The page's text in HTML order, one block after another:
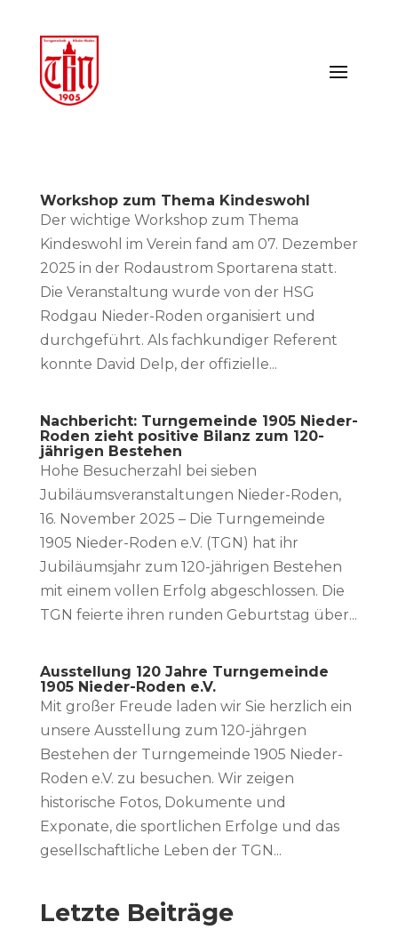
Workshop zum Thema Kindeswohl
Der wichtige Workshop zum Thema
Kindeswohl im Verein fand am 07. Dezember
2025 in der Rodaustrom Sportarena statt.
Die Veranstaltung wurde von der HSG
Rodgau Nieder-Roden organisiert und
durchgeführt. Als fachkundiger Referent
konnte David Delp, der offizielle...
Nachbericht: Turngemeinde 1905 Nieder-
Roden zieht positive Bilanz zum 120-
jährigen Bestehen
Hohe Besucherzahl bei sieben
Jubiläumsveranstaltungen Nieder-Roden,
16. November 2025 – Die Turngemeinde
1905 Nieder-Roden e.V. (TGN) hat ihr
Jubiläumsjahr zum 120-jährigen Bestehen
mit einem vollen Erfolg abgeschlossen. Die
TGN feierte ihren runden Geburtstag über...
Ausstellung 120 Jahre Turngemeinde
1905 Nieder-Roden e.V.
Mit großer Freude laden wir Sie herzlich ein
unsere Ausstellung zum 120-jährgen
Bestehen der Turngemeinde 1905 Nieder-
Roden e.V. zu besuchen. Wir zeigen
historische Fotos, Dokumente und
Exponate, die sportlichen Erfolge und das
gesellschaftliche Leben der TGN...
Letzte Beiträge